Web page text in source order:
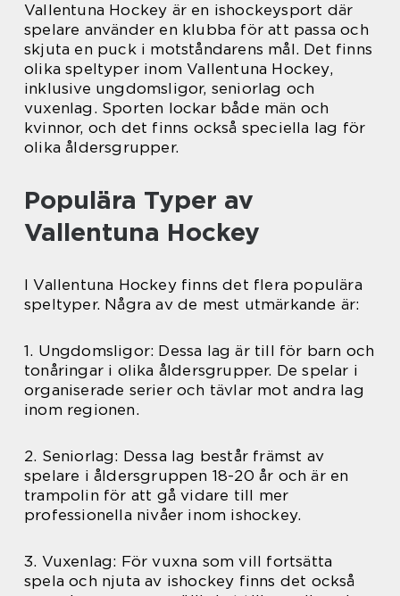
Vallentuna Hockey är en ishockeysport där
spelare använder en klubba för att passa och
skjuta en puck i motståndarens mål. Det finns
olika speltyper inom Vallentuna Hockey,
inklusive ungdomsligor, seniorlag och
vuxenlag. Sporten lockar både män och
kvinnor, och det finns också speciella lag för
olika åldersgrupper.
Populära Typer av
Vallentuna Hockey
I Vallentuna Hockey finns det flera populära
speltyper. Några av de mest utmärkande är:
1. Ungdomsligor: Dessa lag är till för barn och
tonåringar i olika åldersgrupper. De spelar i
organiserade serier och tävlar mot andra lag
inom regionen.
2. Seniorlag: Dessa lag består främst av
spelare i åldersgruppen 18-20 år och är en
trampolin för att gå vidare till mer
professionella nivåer inom ishockey.
3. Vuxenlag: För vuxna som vill fortsätta
spela och njuta av ishockey finns det också